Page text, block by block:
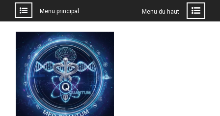
contenu
Menu principal Menu du haut